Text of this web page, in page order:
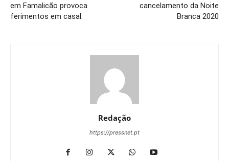
em Famalicão provoca
ferimentos em casal.
cancelamento da Noite
Branca 2020
Redação
https://pressnet.pt